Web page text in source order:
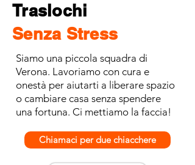
Traslochi
Senza Stress
Siamo una piccola squadra di
Verona. Lavoriamo con cura e
onestà per aiutarti a liberare spazio
o cambiare casa senza spendere
una fortuna. Ci mettiamo la faccia!
Chiamaci per due chiacchere